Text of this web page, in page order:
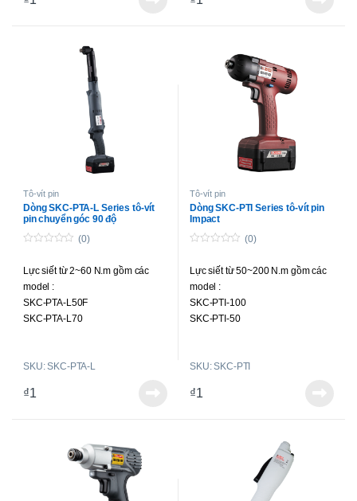
SKC-PTA-BS30P
Tô-vít pin
Dòng SKC-PTA-L Series tô-vít
pin chuyển góc 90 độ
o
f
(0)
Lực siết từ 2~60 N.m gồm các
model :
SKC-PTA-L50F
SKC-PTA-L70
SKC-PTA-L80F
SKC-PTA-L300
SKU: SKC-PTA-L
₫1
Tô-vít pin
Dòng SKC-PTI Series tô-vít pin
Impact
o
f
(0)
Lực siết từ 50~200 N.m gồm các
model :
SKC-PTI-100
SKC-PTI-50
SKU: SKC-PTI
₫1